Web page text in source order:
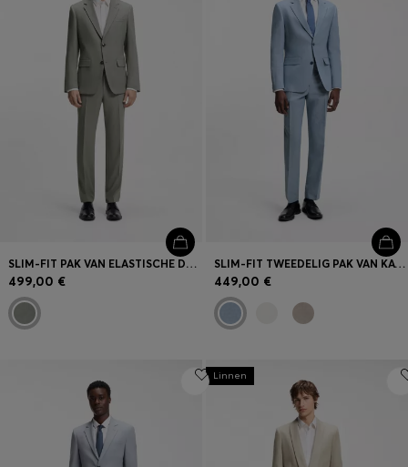
SLIM-FIT PAK VAN ELASTISCHE DOBBYSTOF
499,00 €
SLIM-FIT TWEEDELIG PAK VAN KATOEN EN LINNEN
449,00 €
Linnen